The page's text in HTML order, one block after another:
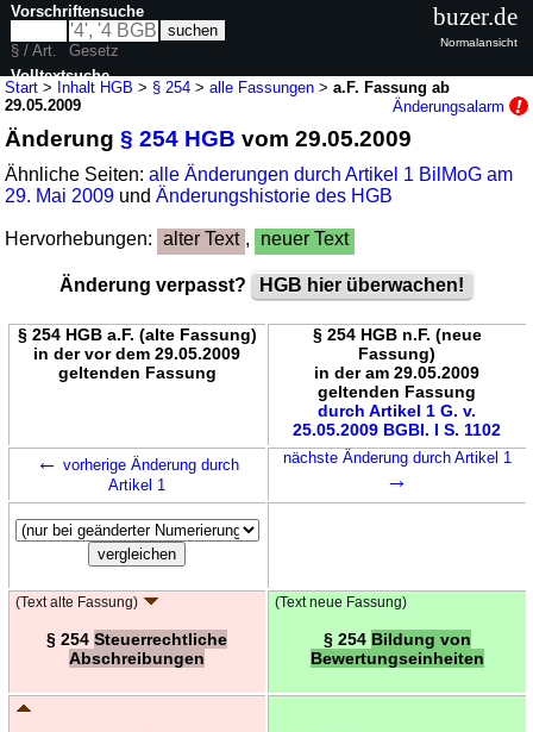
Start > Inhalt HGB > § 254 >alle Fassungen >a.F. Fassung ab
29.05.2009
Änderungsalarm
Änderung§ 254 HGB vom 29.05.2009
Ähnliche Seiten:alle Änderungen durch Artikel 1 BilMoG am
29. Mai 2009 undÄnderungshistorie des HGB
Hervorhebungen: alter Text , neuer Text
Änderung verpasst? HGB hier überwachen!
§ 254 HGB a.F. (alte Fassung)
in der vor dem 29.05.2009
geltenden Fassung
§ 254 HGB n.F. (neue
Fassung)
in der am 29.05.2009
geltenden Fassung
durch Artikel 1 G. v.
25.05.2009 BGBl. I S. 1102
← vorherige Änderung durch
Artikel 1
nächste Änderung durch Artikel 1
→
(Text alte Fassung)
§ 254 Steuerrechtliche
Abschreibungen
(Text neue Fassung)
§ 254 Bildung von
Bewertungseinheiten
Vorschriftensuche
§ / Art.
Gesetz
Volltextsuche
buzer.de
Normalansicht